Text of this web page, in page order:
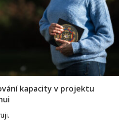
kapacity v projektu